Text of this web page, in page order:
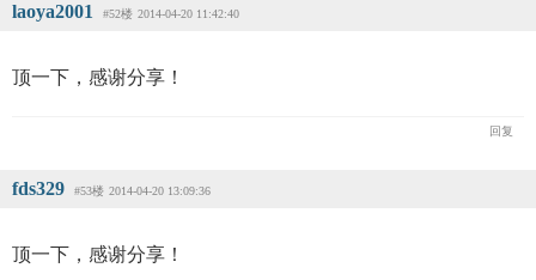
laoya2001 #52楼 2014-04-20 11:42:40
顶一下，感谢分享！
回复
fds329 #53楼 2014-04-20 13:09:36
顶一下，感谢分享！